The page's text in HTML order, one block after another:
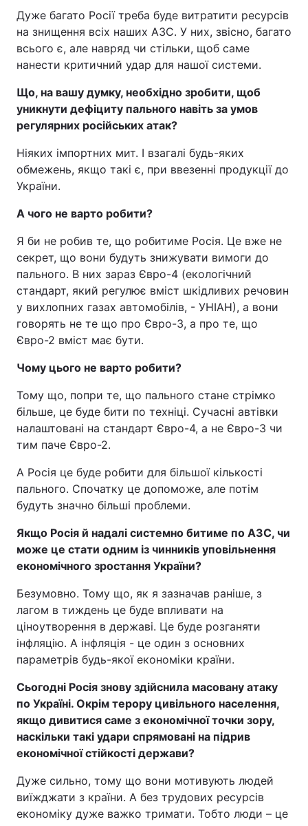
Дуже багато Росії треба буде витратити ресурсів
на знищення всіх наших АЗС. У них, звісно, багато
всього є, але навряд чи стільки, щоб саме
нанести критичний удар для нашої системи.
Що, на вашу думку, необхідно зробити, щоб
уникнути дефіциту пального навіть за умов
регулярних російських атак?
Ніяких імпортних мит. І взагалі будь-яких
обмежень, якщо такі є, при ввезенні продукції до
України.
А чого не варто робити?
Я би не робив те, що робитиме Росія. Це вже не
секрет, що вони будуть знижувати вимоги до
пального. В них зараз Євро-4 (екологічний
стандарт, який регулює вміст шкідливих речовин
у вихлопних газах автомобілів, - УНІАН), а вони
говорять не те що про Євро-3, а про те, що
Євро-2 вміст має бути.
Чому цього не варто робити?
Тому що, попри те, що пального стане стрімко
більше, це буде бити по техніці. Сучасні автівки
налаштовані на стандарт Євро-4, а не Євро-3 чи
тим паче Євро-2.
А Росія це буде робити для більшої кількості
пального. Спочатку це допоможе, але потім
будуть значно більші проблеми.
Якщо Росія й надалі системно битиме по АЗС, чи
може це стати одним із чинників уповільнення
економічного зростання України?
Безумовно. Тому що, як я зазначав раніше, з
лагом в тиждень це буде впливати на
ціноутворення в державі. Це буде розганяти
інфляцію. А інфляція - це один з основних
параметрів будь-якої економіки країни.
Сьогодні Росія знову здійснила масовану атаку
по Україні. Окрім терору цивільного населення,
якщо дивитися саме з економічної точки зору,
наскільки такі удари спрямовані на підрив
економічної стійкості держави?
Дуже сильно, тому що вони мотивують людей
виїжджати з країни. А без трудових ресурсів
економіку дуже важко тримати. Тобто люди – це